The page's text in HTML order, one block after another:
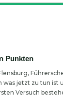
Punkten
was jetzt zu tun ist
Versuch